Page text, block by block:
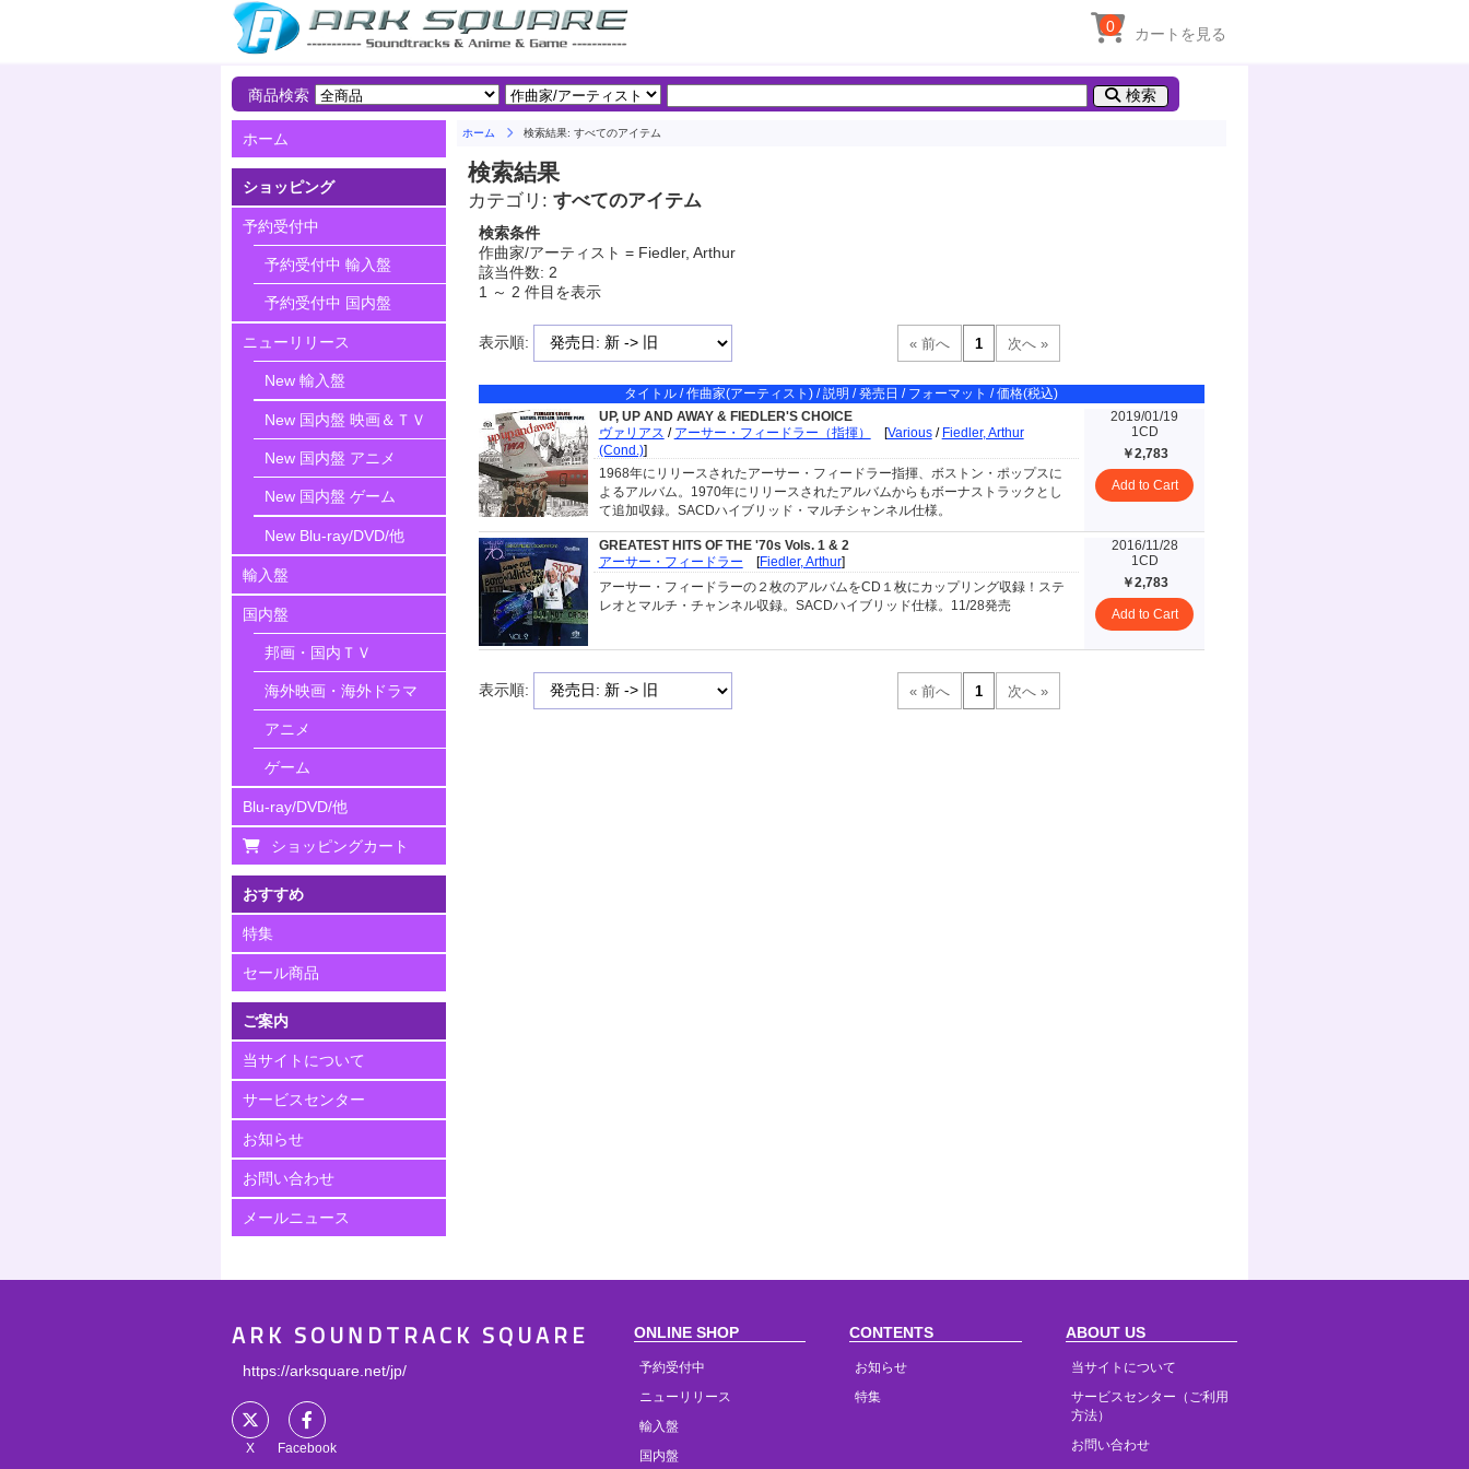
カートを見る
0
商品検索 検索
ホーム
ショッピング
予約受付中
予約受付中 輸入盤
予約受付中 国内盤
ニューリリース
New 輸入盤
New 国内盤 映画＆ＴＶ
New 国内盤 アニメ
New 国内盤 ゲーム
New Blu-ray/DVD/他
輸入盤
国内盤
邦画・国内ＴＶ
海外映画・海外ドラマ
アニメ
ゲーム
Blu-ray/DVD/他
ショッピングカート
おすすめ
特集
セール商品
ご案内
当サイトについて
サービスセンター
お知らせ
お問い合わせ
メールニュース
ホーム 検索結果: すべてのアイテム
検索結果
カテゴリ: すべてのアイテム
検索条件
作曲家/アーティスト = Fiedler, Arthur
該当件数: 2
1 ～ 2 件目を表示
表示順:
タイトル / 作曲家(アーティスト) / 説明 / 発売日 / フォーマット / 価格(税込)
UP, UP AND AWAY & FIEDLER'S CHOICE
ヴァリアス / アーサー・フィードラー（指揮） [Various/ Fiedler, Arthur
(Cond.)]
1968年にリリースされたアーサー・フィードラー指揮、ボストン・ポップスに
よるアルバム。1970年にリリースされたアルバムからもボーナストラックとし
て追加収録。SACDハイブリッド・マルチシャンネル仕様。
2019/01/19
1CD
￥2,783
Add to Cart
GREATEST HITS OF THE '70s Vols. 1 & 2
アーサー・フィードラー [Fiedler, Arthur]
アーサー・フィードラーの２枚のアルバムをCD１枚にカップリング収録！ステ
レオとマルチ・チャンネル収録。SACDハイブリッド仕様。11/28発売
2016/11/28
1CD
￥2,783
Add to Cart
表示順:
ARK SOUNDTRACK SQUARE
https://arksquare.net/jp/
X Facebook
ONLINE SHOP
予約受付中
ニューリリース
輸入盤
国内盤
CONTENTS
お知らせ
特集
ABOUT US
当サイトについて
サービスセンター（ご利用
方法）
お問い合わせ